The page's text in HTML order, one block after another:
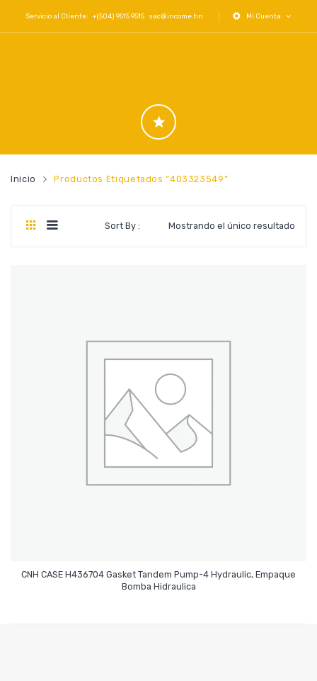
Servicio al Cliente: +(504) 9515 9515 sac@income.hn Mi Cuenta
Inicio Productos Etiquetados “403323549”
Mostrando el único resultado
Sort By :
CNH CASE H436704 Gasket Tandem Pump-4 Hydraulic, Empaque
Bomba Hidraulica
Leer Más